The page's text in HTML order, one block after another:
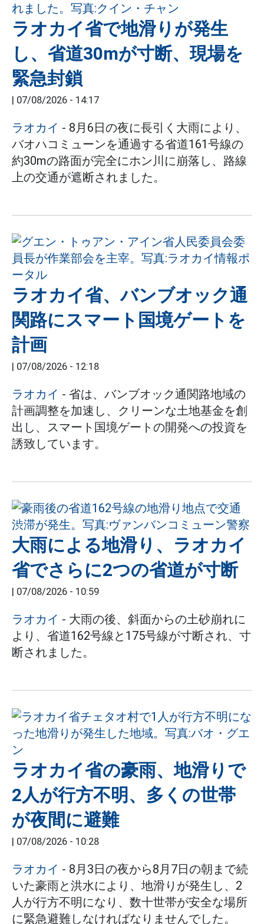
ラオカイ省で地滑りが発生
し、省道30mが寸断、現場を
緊急封鎖
| 07/08/2026 - 14:17
ラオカイ - 8月6日の夜に長引く大雨により、
バオハコミューンを通過する省道161号線の
約30mの路面が完全にホン川に崩落し、路線
上の交通が遮断されました。
ラオカイ省、バンブオック通
関路にスマート国境ゲートを
計画
| 07/08/2026 - 12:18
ラオカイ - 省は、バンブオック通関路地域の
計画調整を加速し、クリーンな土地基金を創
出し、スマート国境ゲートの開発への投資を
誘致しています。
大雨による地滑り、ラオカイ
省でさらに2つの省道が寸断
| 07/08/2026 - 10:59
ラオカイ - 大雨の後、斜面からの土砂崩れに
より、省道162号線と175号線が寸断され、寸
断されました。
ラオカイ省の豪雨、地滑りで
2人が行方不明、多くの世帯
が夜間に避難
| 07/08/2026 - 10:28
ラオカイ - 8月3日の夜から8月7日の朝まで続
いた豪雨と洪水により、地滑りが発生し、2
人が行方不明になり、数十世帯が安全な場所
に緊急避難しなければなりませんでした。